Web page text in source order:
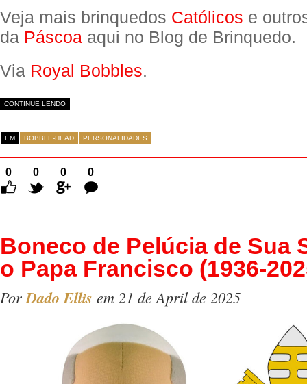
Veja mais brinquedos Católicos e
da Páscoa aqui no Blog de Brinquedo.
Via Royal Bobbles.
CONTINUE LENDO
EM BOBBLE-HEAD PERSONALIDADES
0 0 0
0
Comentários
Boneco de Pelúcia de Sua
o Papa Francisco (1936-
PorDado Ellis em 21 de April de 2025